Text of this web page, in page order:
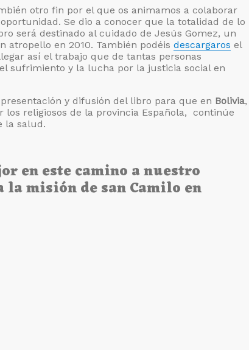
otro fin por el que os animamos a colaborar
Se dio a conocer que la totalidad de lo
será destinado al cuidado de Jesús Gomez, un
en 2010. También podéis descargaros el
así el trabajo que de tantas personas
sufrimiento y la lucha por la justicia social en
y difusión del libro para que en Bolivia,
religiosos de la provincia Española, continúe
la salud.
en este camino a nuestro
misión de san Camilo en